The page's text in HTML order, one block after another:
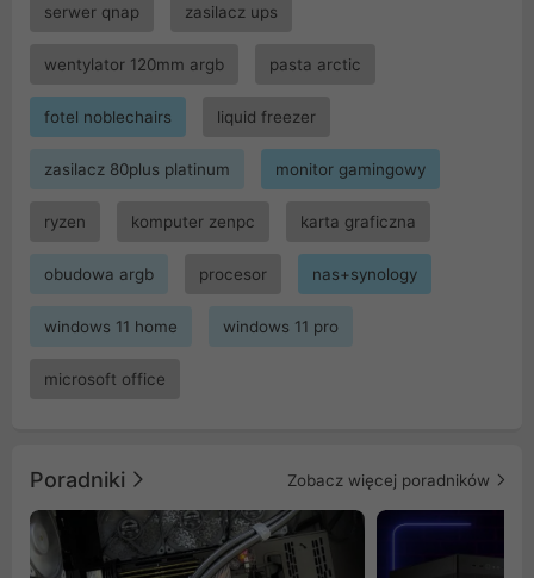
serwer qnap zasilacz ups
wentylator 120mm argb pasta arctic
fotel noblechairs liquid freezer
zasilacz 80plus platinum monitor gamingowy
ryzen komputer zenpc karta graficzna
obudowa argb procesor nas+synology
windows 11 home windows 11 pro
microsoft office
Poradniki Zobacz więcej poradników